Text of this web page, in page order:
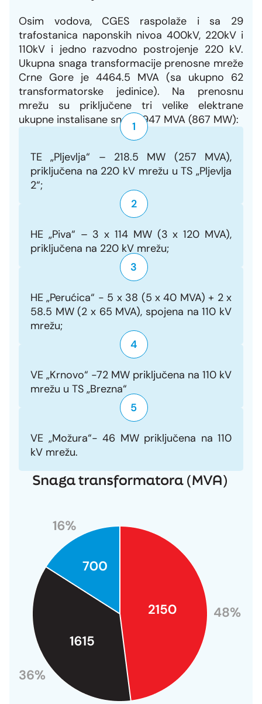
Grupa za rad SMM bloka
Energetska zajednica
Med-TSO
Dalekovodna mreža
Objekti CGES-a
Priključenje na prenosnu mrežu
Naše kompanije
CGES i životna sredina
Skupština akcionara
Vlasnička struktura
Vijesti i događaji
Foto
Video
Međunarodni propisi
Zakoni
Podzakonski akti
Interna akta CGES-a
Zaštita podataka o ličnosti
Slobodan pristup informacijama
Razvoj sistema
Osim vodova, CGES raspolaže i sa 29
trafostanica naponskih nivoa 400kV, 220kV i
110kV i jedno razvodno postrojenje 220 kV.
Ukupna snaga transformacije prenosne mreže
Crne Gore je 4464.5 MVA (sa ukupno 62
transformatorske jedinice). Na prenosnu
mrežu su priključene tri velike elektrane
ukupne instalisane snage 947 MVA (867 MW):
1
TE „Pljevlja“ – 218.5 MW (257 MVA),
priključena na 220 kV mrežu u TS „Pljevlja
2“;
2
HE „Piva“ – 3 x 114 MW (3 x 120 MVA),
priključena na 220 kV mrežu;
3
HE „Perućica“ - 5 x 38 (5 x 40 MVA) + 2 x
58.5 MW (2 x 65 MVA), spojena na 110 kV
mrežu;
4
VE „Krnovo“ -72 MW priključena na 110 kV
mrežu u TS „Brezna“
5
VE „Možura“- 46 MW priključena na 110
kV mrežu.